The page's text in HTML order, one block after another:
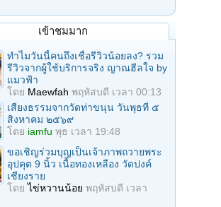
เข้าชมมาก
ทำไมวันนี้คนถึงเชื่อรีวิวน้อยลง? รวม
รีวิวจากผู้ใช้บริการจริง ญาณฮีลใจ by
แมวฟ้า
โดย Maewfah พฤหัสบดี เวลา 00:13
เสียงธรรมจากวัดท่าขนุน วันพุธที่ ๕
สิงหาคม ๒๕๖๙
โดย iamfu พุธ เวลา 19:48
ขอเชิญร่วมบุญเป็นเจ้าภาพถวายพระ
อุปคุต 9 นิ้ว เนื้อทองเหลือง วัดปงค์
เชียงราย
โดยไข่หวานน้อย พฤหัสบดี เวลา